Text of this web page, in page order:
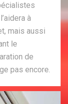
à
mais aussi
le
de
pas encore.